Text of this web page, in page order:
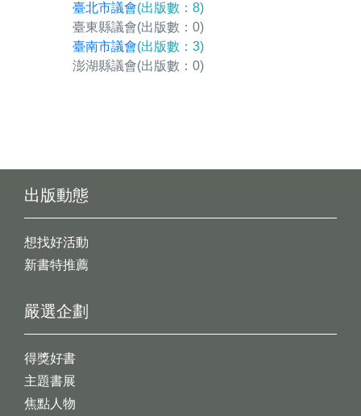
臺北市議會(出版數：8)
臺東縣議會(出版數：0)
臺南市議會(出版數：3)
澎湖縣議會(出版數：0)
出版動態
想找好活動
新書特推薦
嚴選企劃
得獎好書
主題書展
焦點人物